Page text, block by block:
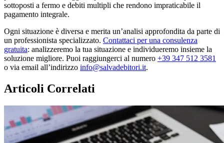
sottoposti a fermo e debiti multipli che rendono impraticabile il
pagamento integrale.
Ogni situazione è diversa e merita un’analisi approfondita da parte di
un professionista specializzato. Contattaci per una consulenza
gratuita: analizzeremo la tua situazione e individueremo insieme la
soluzione migliore. Puoi raggiungerci al numero +39 347 512 3581
o via email all’indirizzo info@salvadebitori.it.
Articoli Correlati